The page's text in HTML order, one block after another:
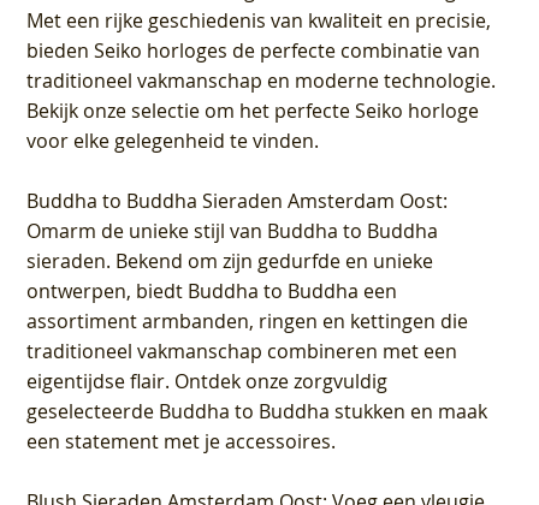
Met een rijke geschiedenis van kwaliteit en precisie,
bieden Seiko horloges de perfecte combinatie van
traditioneel vakmanschap en moderne technologie.
Bekijk onze selectie om het perfecte Seiko horloge
voor elke gelegenheid te vinden.
Buddha to Buddha Sieraden Amsterdam Oost:
Omarm de unieke stijl van Buddha to Buddha
sieraden. Bekend om zijn gedurfde en unieke
ontwerpen, biedt Buddha to Buddha een
assortiment armbanden, ringen en kettingen die
traditioneel vakmanschap combineren met een
eigentijdse flair. Ontdek onze zorgvuldig
geselecteerde Buddha to Buddha stukken en maak
een statement met je accessoires.